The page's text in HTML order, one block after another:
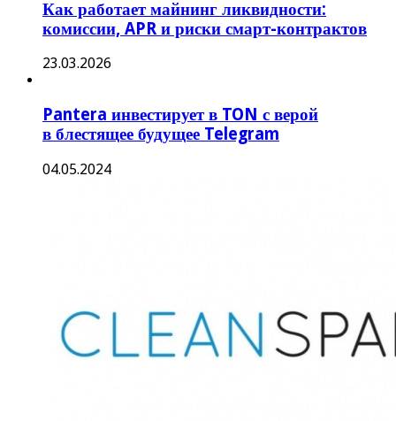
Как работает майнинг ликвидности:
комиссии, APR и риски смарт-контрактов
23.03.2026
Pantera инвестирует в TON с верой
в блестящее будущее Telegram
04.05.2024